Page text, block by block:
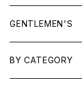
TOPS
SHIRTS
OUTERWEAR
GENTLEMEN'S
TOPS
BY CATEGORY